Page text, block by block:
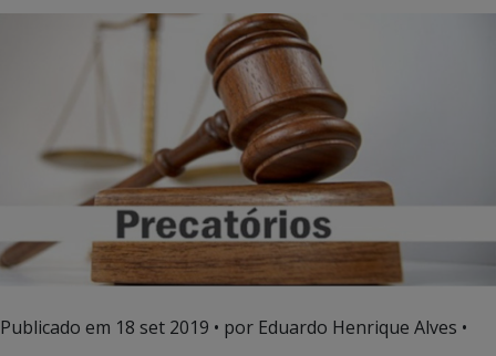
Publicado em 18 set 2019 • por Eduardo Henrique Alves •